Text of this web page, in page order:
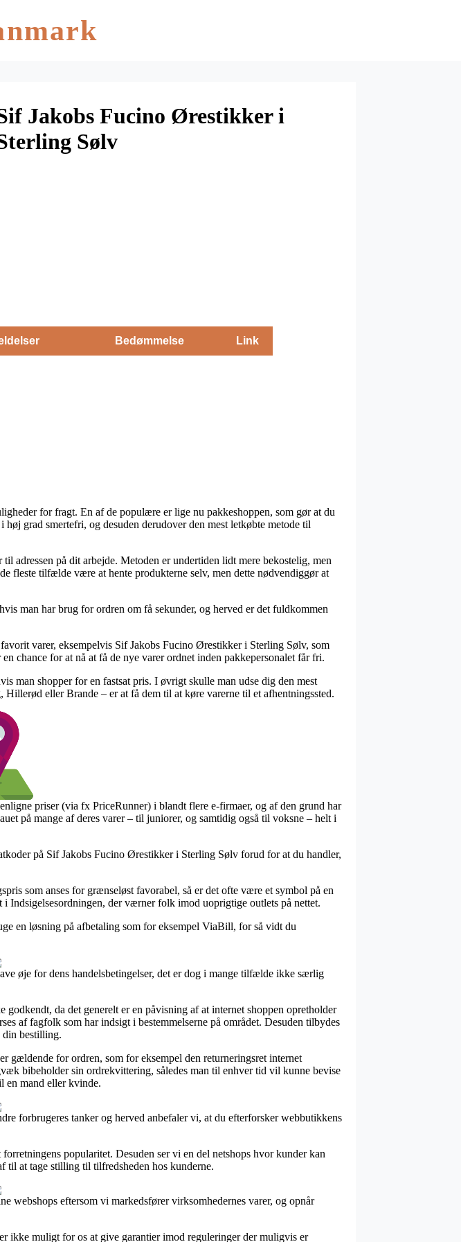
Jakobs Fucino Ørestikker i
Sølv
Bedømmelse Link
for fragt. En af de populære er lige nu pakkeshoppen, som gør at du
grad smertefri, og desuden derudover den mest letkøbte metode til
adressen på dit arbejde. Metoden er undertiden lidt mere bekostelig, men
fleste tilfælde være at hente produkterne selv, men dette nødvendiggør at
man har brug for ordren om få sekunder, og herved er det fuldkommen
varer, eksempelvis Sif Jakobs Fucino Ørestikker i Sterling Sølv, som
chance for at nå at få de nye varer ordnet inden pakkepersonalet får fri.
man shopper for en fastsat pris. I øvrigt skulle man udse dig den mest
eller Brande – er at få dem til at køre varerne til et afhentningssted.
priser (via fx PriceRunner) i blandt flere e-firmaer, og af den grund har
på mange af deres varer – til juniorer, og samtidig også til voksne – helt i
på Sif Jakobs Fucino Ørestikker i Sterling Sølv forud for at du handler,
som anses for grænseløst favorabel, så er det ofte være et symbol på en
Indsigelsesordningen, der værner folk imod uoprigtige outlets på nettet.
en løsning på afbetaling som for eksempel ViaBill, for så vidt du
øje for dens handelsbetingelser, det er dog i mange tilfælde ikke særlig
da det generelt er en påvisning af at internet shoppen opretholder
af fagfolk som har indsigt i bestemmelserne på området. Desuden tilbydes
din bestilling.
gældende for ordren, som for eksempel den returneringsret internet
bibeholder sin ordrekvittering, således man til enhver tid vil kunne bevise
en mand eller kvinde.
forbrugeres tanker og herved anbefaler vi, at du efterforsker webbutikkens
popularitet. Desuden ser vi en del netshops hvor kunder kan
til at tage stilling til tilfredsheden hos kunderne.
webshops eftersom vi markedsfører virksomhedernes varer, og opnår
ikke muligt for os at give garantier imod reguleringer der muligvis er